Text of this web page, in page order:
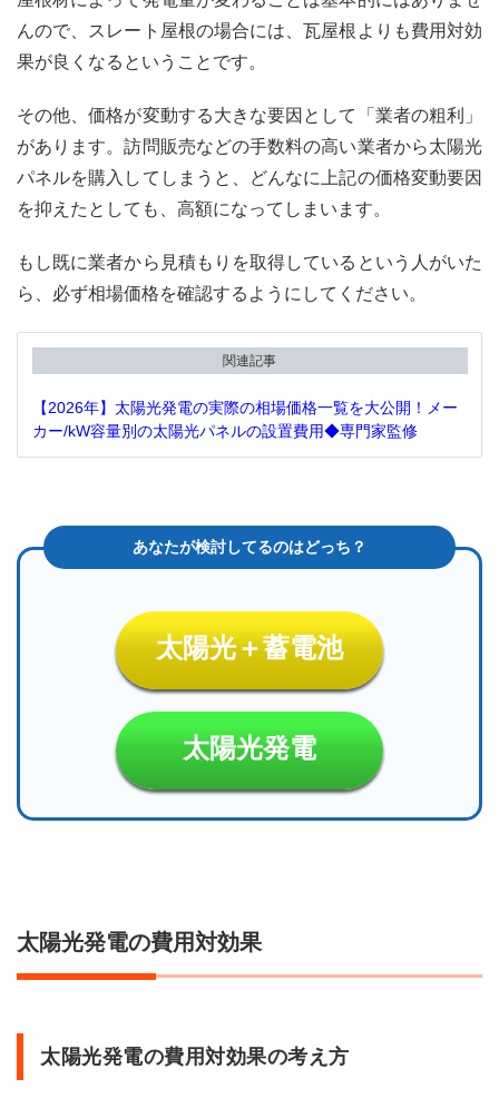
んので、スレート屋根の場合には、瓦屋根よりも費用対効
果が良くなるということです。
その他、価格が変動する大きな要因として「業者の粗利」
があります。訪問販売などの手数料の高い業者から太陽光
パネルを購入してしまうと、どんなに上記の価格変動要因
を抑えたとしても、高額になってしまいます。
もし既に業者から見積もりを取得しているという人がいた
ら、必ず相場価格を確認するようにしてください。
関連記事
【2026年】太陽光発電の実際の相場価格一覧を大公開！メー
カー/kW容量別の太陽光パネルの設置費用◆専門家監修
太陽光＋蓄電池
太陽光発電
太陽光発電の費用対効果
太陽光発電の費用対効果の考え方